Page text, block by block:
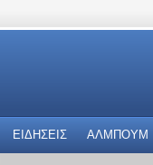
ΕΙΔΗΣΕΙΣ ΑΛΜΠΟΥΜ